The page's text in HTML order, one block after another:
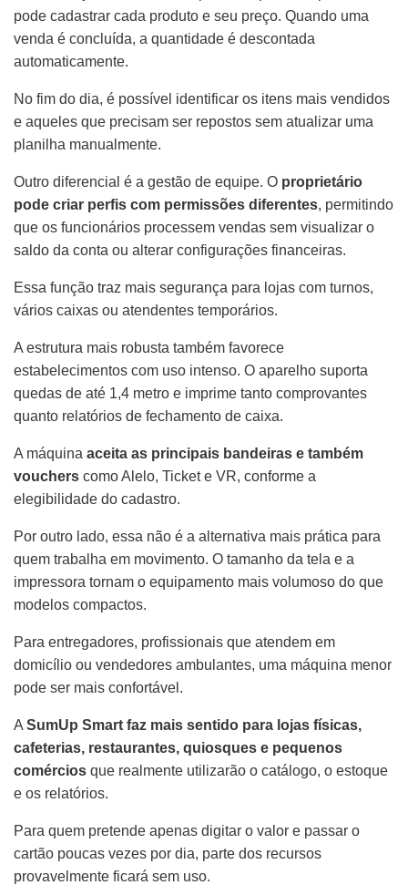
pode cadastrar cada produto e seu preço. Quando uma
venda é concluída, a quantidade é descontada
automaticamente.
No fim do dia, é possível identificar os itens mais vendidos
e aqueles que precisam ser repostos sem atualizar uma
planilha manualmente.
Outro diferencial é a gestão de equipe. O proprietário
pode criar perfis com permissões diferentes, permitindo
que os funcionários processem vendas sem visualizar o
saldo da conta ou alterar configurações financeiras.
Essa função traz mais segurança para lojas com turnos,
vários caixas ou atendentes temporários.
A estrutura mais robusta também favorece
estabelecimentos com uso intenso. O aparelho suporta
quedas de até 1,4 metro e imprime tanto comprovantes
quanto relatórios de fechamento de caixa.
A máquina aceita as principais bandeiras e também
vouchers como Alelo, Ticket e VR, conforme a
elegibilidade do cadastro.
Por outro lado, essa não é a alternativa mais prática para
quem trabalha em movimento. O tamanho da tela e a
impressora tornam o equipamento mais volumoso do que
modelos compactos.
Para entregadores, profissionais que atendem em
domicílio ou vendedores ambulantes, uma máquina menor
pode ser mais confortável.
A SumUp Smart faz mais sentido para lojas físicas,
cafeterias, restaurantes, quiosques e pequenos
comércios que realmente utilizarão o catálogo, o estoque
e os relatórios.
Para quem pretende apenas digitar o valor e passar o
cartão poucas vezes por dia, parte dos recursos
provavelmente ficará sem uso.